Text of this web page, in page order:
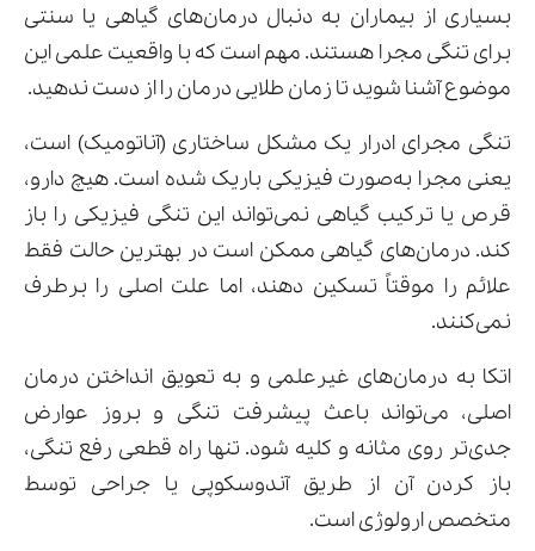
بسیاری از بیماران به دنبال درمان‌های گیاهی یا سنتی
برای تنگی مجرا هستند. مهم است که با واقعیت علمی این
موضوع آشنا شوید تا زمان طلایی درمان را از دست ندهید.
تنگی مجرای ادرار یک مشکل ساختاری (آناتومیک) است،
یعنی مجرا به‌صورت فیزیکی باریک شده است. هیچ دارو،
قرص یا ترکیب گیاهی نمی‌تواند این تنگی فیزیکی را باز
کند. درمان‌های گیاهی ممکن است در بهترین حالت فقط
علائم را موقتاً تسکین دهند، اما علت اصلی را برطرف
نمی‌کنند.
اتکا به درمان‌های غیرعلمی و به تعویق انداختن درمان
اصلی، می‌تواند باعث پیشرفت تنگی و بروز عوارض
جدی‌تر روی مثانه و کلیه شود. تنها راه قطعی رفع تنگی،
باز کردن آن از طریق آندوسکوپی یا جراحی توسط
متخصص ارولوژی است.